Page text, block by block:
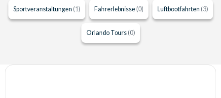
Sportveranstaltungen (1) Fahrerlebnisse (0) Luftbootfahrten (3)
Orlando Tours (0)